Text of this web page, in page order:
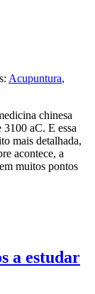
Acupuntura,
chinesa
3100 aC. E essa
mais detalhada,
acontece, a
muitos pontos
a estudar